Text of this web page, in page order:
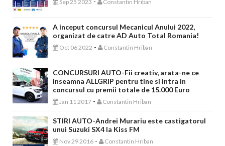
Sep 25 2023 Constantin Hriban
A inceput concursul Mecanicul Anului 2022,
organizat de catre AD Auto Total Romania!
Oct 06 2022 - Constantin Hriban
CONCURSURI AUTO-Fii creativ, arata-ne ce
inseamna ALLGRIP pentru tine si intra in
concursul cu premii totale de 15.000 Euro
Jan 11 2017 - Constantin Hriban
STIRI AUTO-Andrei Murariu este castigatorul
unui Suzuki SX4 la Kiss FM
Nov 29 2016 - Constantin Hriban